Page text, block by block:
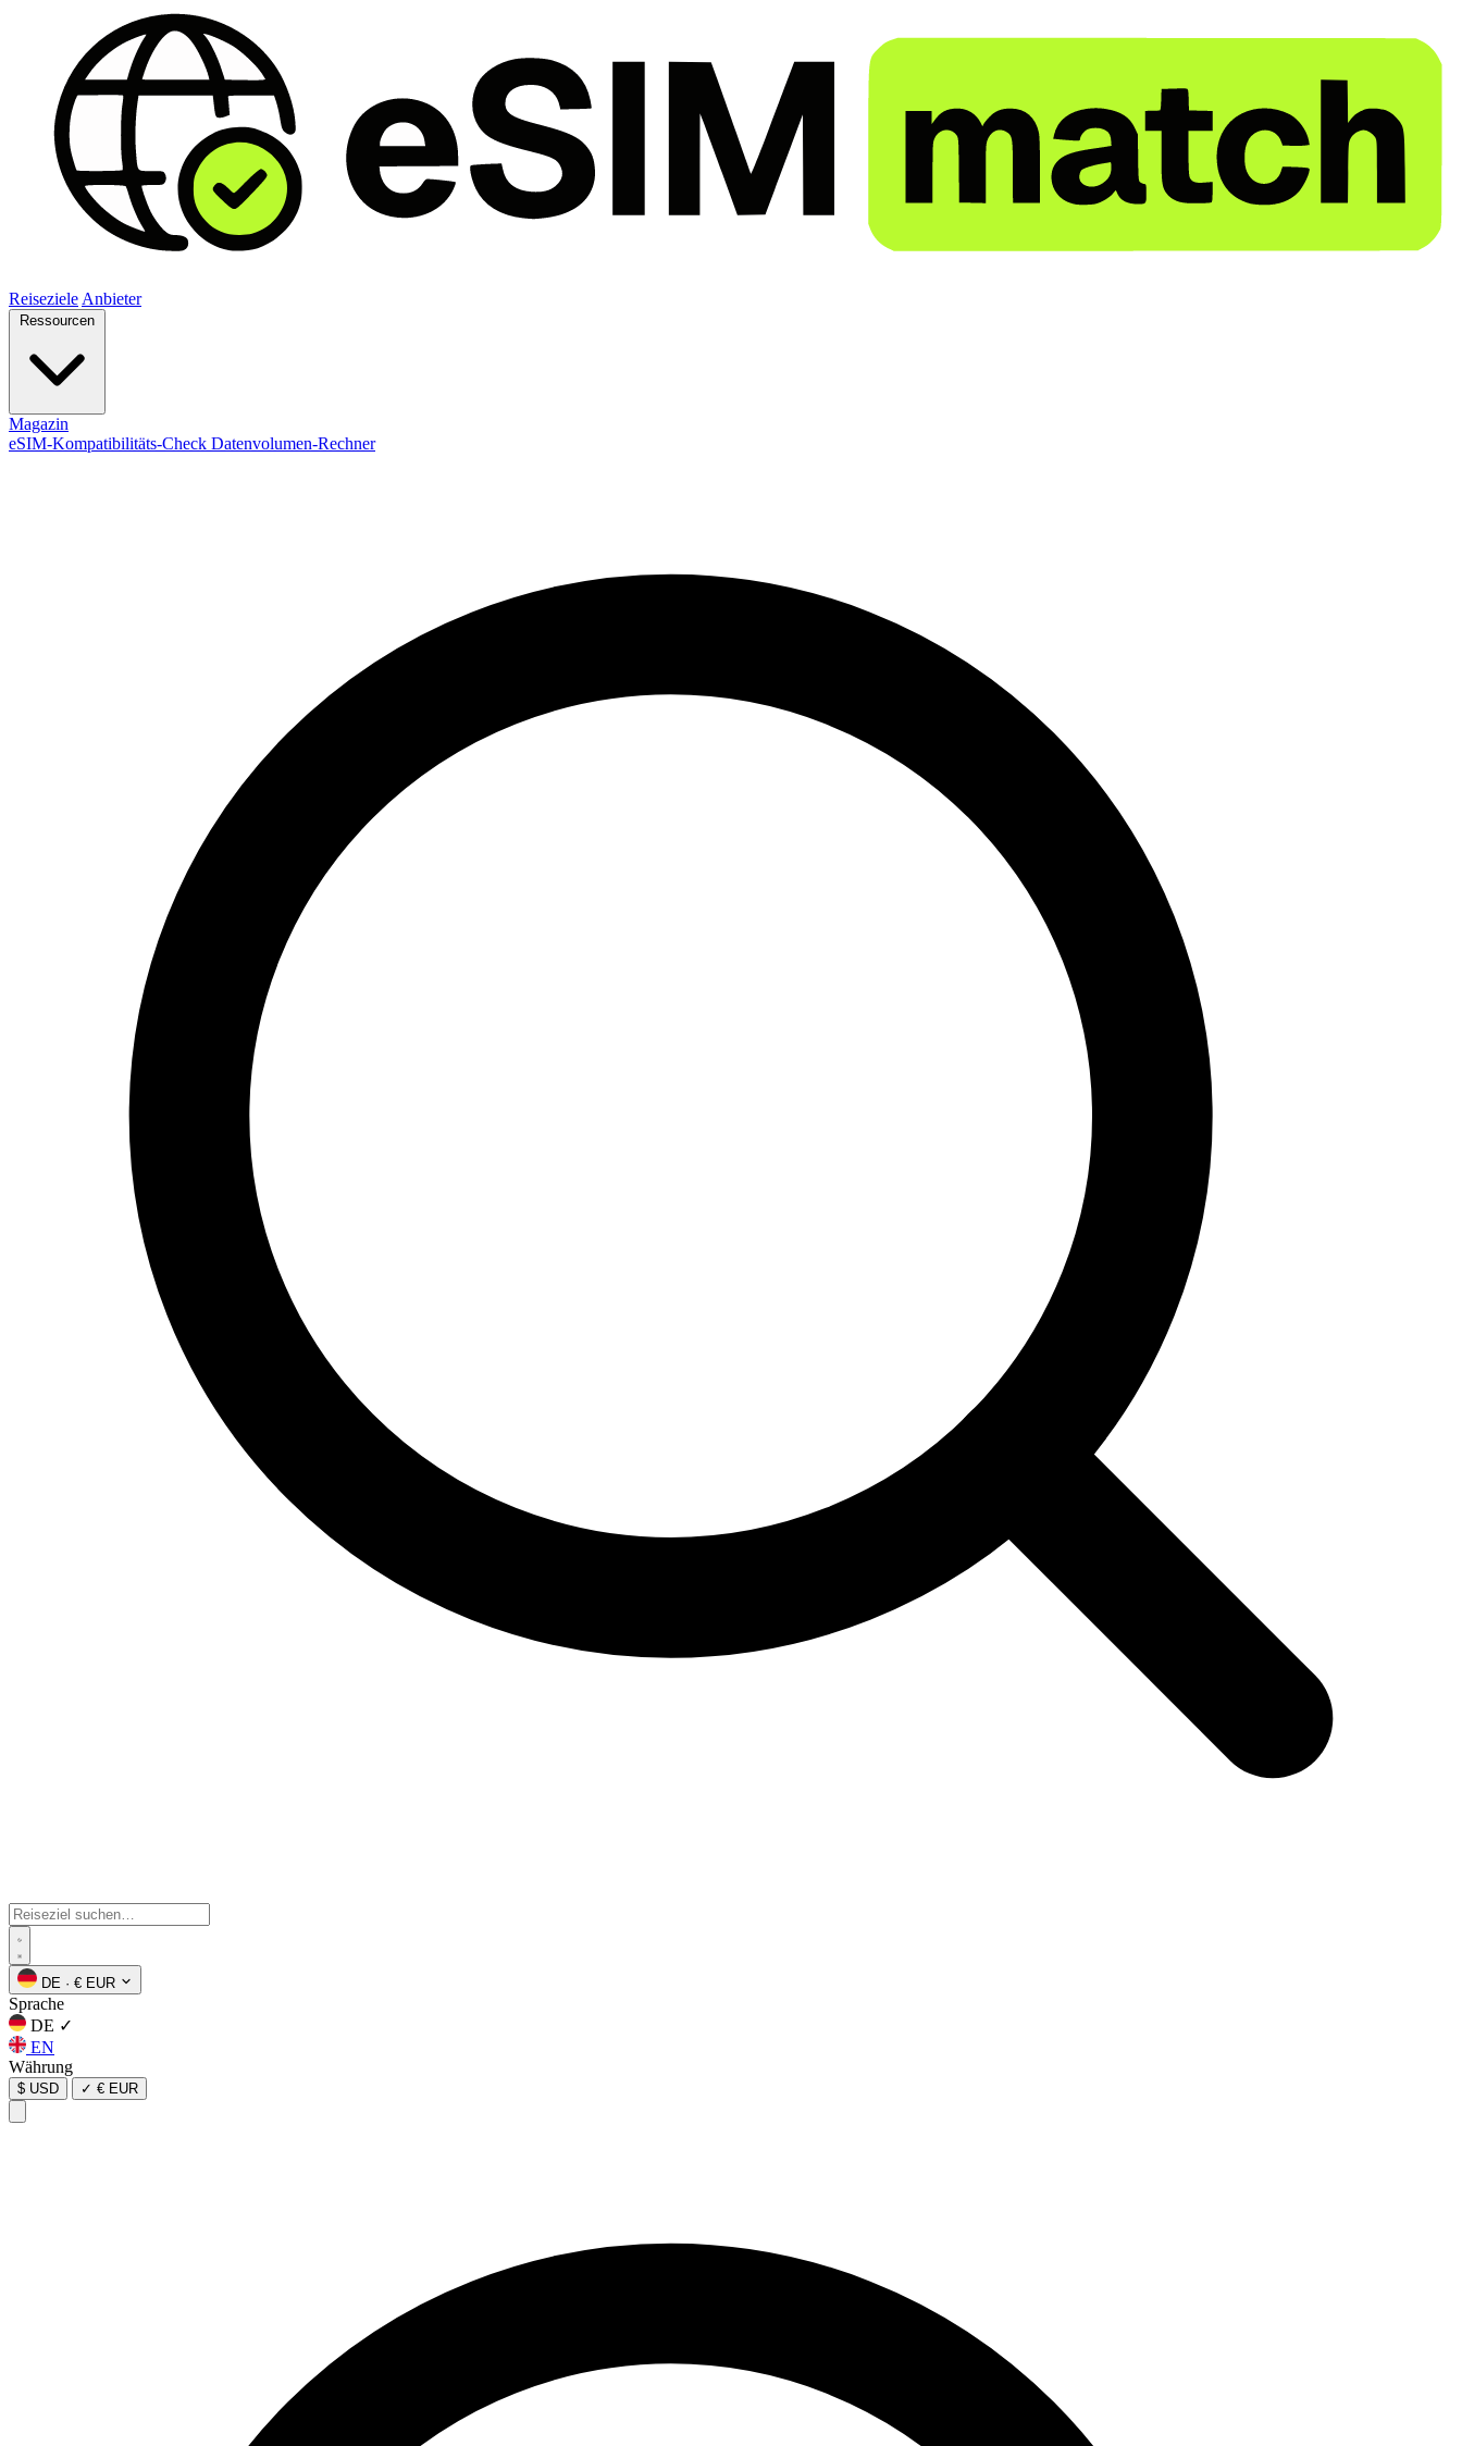
Reiseziele Anbieter
Magazin
eSIM-Kompatibilitäts-Check Datenvolumen-Rechner
DE · € EUR
Sprache
DE ✓
EN
Währung
$ USD ✓ € EUR